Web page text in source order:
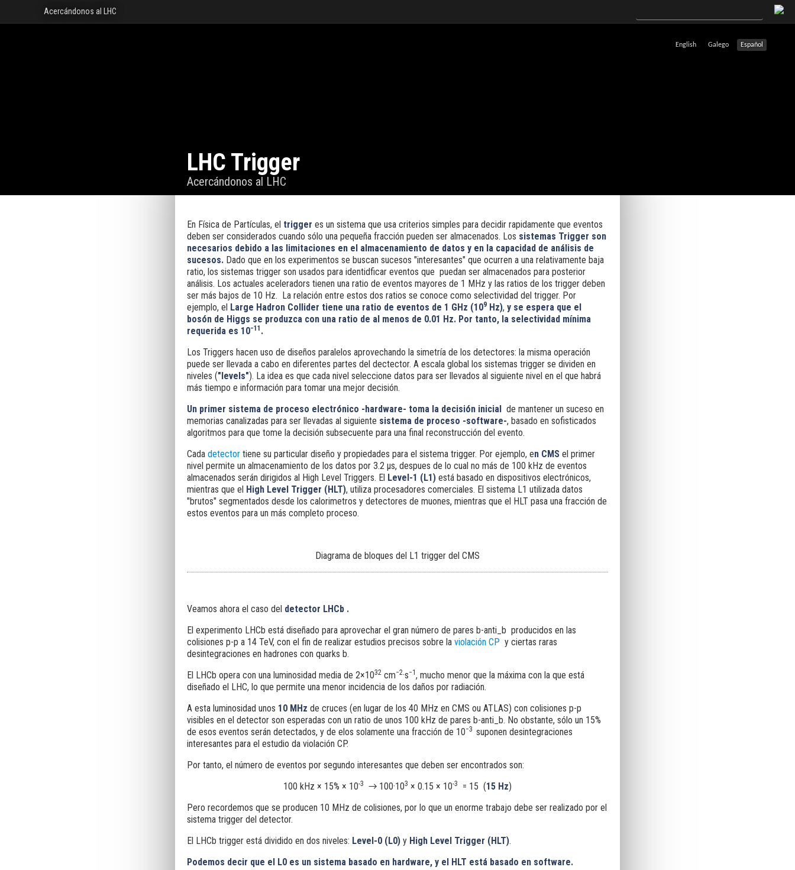
Español
Galego
English
Acercándonos al LHC
LHC Trigger
Acercándonos al LHC
En Física de Partículas, el trigger es un sistema que usa criterios simples para decidir rapidamente que eventos
deben ser considerados cuando sólo una pequeña fracción pueden ser almacenados. Los sistemas Trigger son
necesarios debido a las limitaciones en el almacenamiento de datos y en la capacidad de análisis de
sucesos. Dado que en los experimentos se buscan sucesos "interesantes" que ocurren a una relativamente baja
ratio, los sistemas trigger son usados para identidficar eventos que puedan ser almacenados para posterior
análisis. Los actuales aceleradors tienen una ratio de eventos mayores de 1 MHz y las ratios de los trigger deben
ser más bajos de 10 Hz. La relación entre estos dos ratios se conoce como selectividad del trigger. Por
ejemplo, el Large Hadron Collider tiene una ratio de eventos de 1 GHz (109Hz), y se espera que el
bosón de Higgs se produzca con una ratio de al menos de 0.01 Hz. Por tanto, la selectividad mínima
requerida es 10−11 .
Los Triggers hacen uso de diseños paralelos aprovechando la simetría de los detectores: la misma operación
puede ser llevada a cabo en diferentes partes del dectector. A escala global los sistemas trigger se dividen en
niveles ("levels"). La idea es que cada nivel seleccione datos para ser llevados al siguiente nivel en el que habrá
más tiempo e información para tomar una mejor decisión.
Un primer sistema de proceso electrónico -hardware- toma la decisión inicial de mantener un suceso en
memorias canalizadas para ser llevadas al siguiente sistema de proceso -software-, basado en sofisticados
algoritmos para que tome la decisión subsecuente para una final reconstrucción del evento.
Cada detectortiene su particular diseño y propiedades para el sistema trigger. Por ejemplo, en CMS el primer
nivel permite un almacenamiento de los datos por 3.2 μs, despues de lo cual no más de 100 kHz de eventos
almacenados serán dirigidos al High Level Triggers. El Level-1 (L1)está basado en dispositivos electrónicos,
mientras que el High Level Trigger (HLT), utiliza procesadores comerciales. El sistema L1 utilizada datos
"brutos" segmentados desde los calorimetros y detectores de muones, mientras que el HLT pasa una fracción de
estos eventos para un más completo proceso.
Diagrama de bloques del L1 trigger del CMS
Veamos ahora el caso del detector LHCb .
El experimento LHCb está diseñado para aprovechar el gran número de pares b-anti_b producidos en las
colisiones p-p a 14 TeV, con el fin de realizar estudios precisos sobre la violación CP y ciertas raras
desintegraciones en hadrones con quarks b.
El LHCb opera con una luminosidad media de 2×1032cm−2·s−1, mucho menor que la máxima con la que está
diseñado el LHC, lo que permite una menor incidencia de los daños por radiación.
A esta luminosidad unos 10 MHz de cruces (en lugar de los 40 MHz en CMS ou ATLAS) con colisiones p-p
visibles en el detector son esperadas con un ratio de unos 100 kHz de pares b-anti_b. No obstante, sólo un 15%
de esos eventos serán detectados, y de elos solamente una fracción de 10−3 suponen desintegraciones
interesantes para el estudio da violación CP.
Por tanto, el número de eventos por segundo interesantes que deben ser encontrados son:
100 kHz × 15% × 10-3 → 100·103 × 0.15 × 10-3 = 15 (15 Hz)
Pero recordemos que se producen 10 MHz de colisiones, por lo que un enorme trabajo debe ser realizado por el
sistema trigger del detector.
El LHCb trigger está dividido en dos niveles: Level-0 (L0)y High Level Trigger (HLT).
Podemos decir que el L0 es un sistema basado en hardware, y el HLT está basado en software.